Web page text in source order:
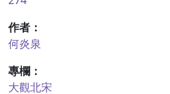
作者：
何炎泉
專欄：
大觀北宋